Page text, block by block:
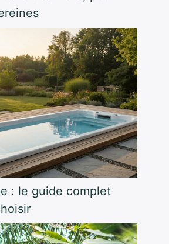
: le guide complet